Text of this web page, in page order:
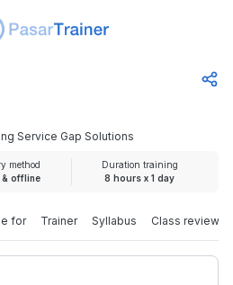
Service Gap Solutions
for Trainer Syllabus Class review
Service Gap Solutions
method
& offline
Duration training
8 hours x 1 day